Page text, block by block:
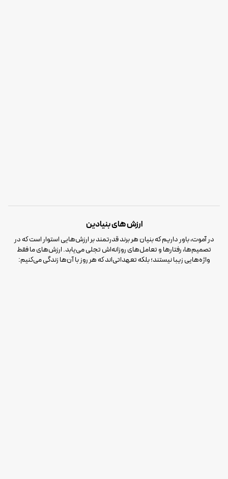
ارزش های بنیادین
در آموت، باور داریم که بنیان هر برند قدرتمند بر ارزش‌هایی استوار است که در
تصمیم‌ها، رفتارها و تعامل‌های روزانه‌اش تجلی می‌یابد. ارزش‌های ما فقط
واژه‌هایی زیبا نیستند؛ بلکه تعهداتی‌اند که هر روز با آن‌ها زندگی می‌کنیم: